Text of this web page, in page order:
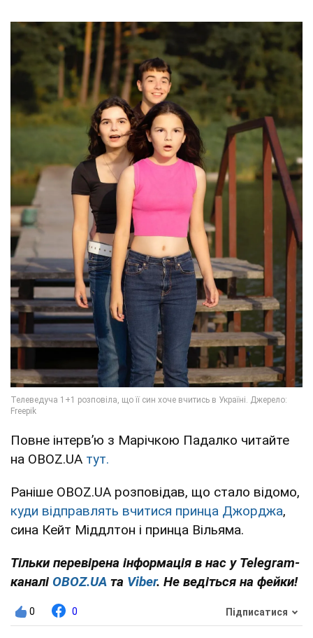
Повне інтерв’ю з Марічкою Падалко читайте
на OBOZ.UA тут.
Раніше OBOZ.UA розповідав, що стало відомо,
куди відправлять вчитися принца Джорджа,
сина Кейт Міддлтон і принца Вільяма.
Тільки перевірена інформація в нас у Telegram-
каналі OBOZ.UA та Viber. Не ведіться на фейки!
0 0 Підписатися